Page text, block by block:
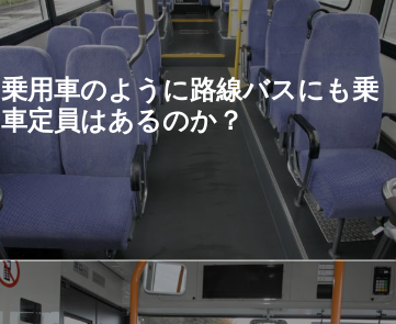
乗用車のように路線バスにも乗
車定員はあるのか？